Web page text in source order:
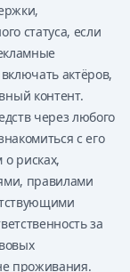
статуса, если
актёров,
контент.
через любого
с его
рисках,
правилами
за
проживания.